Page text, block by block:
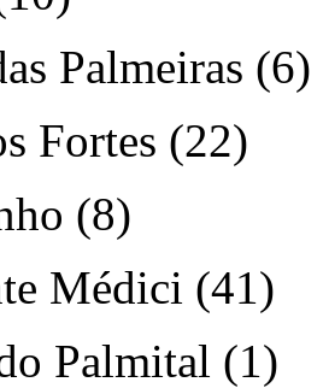
Palmeiras (6)
Fortes (22)
(8)
Médici (41)
Palmital (1)